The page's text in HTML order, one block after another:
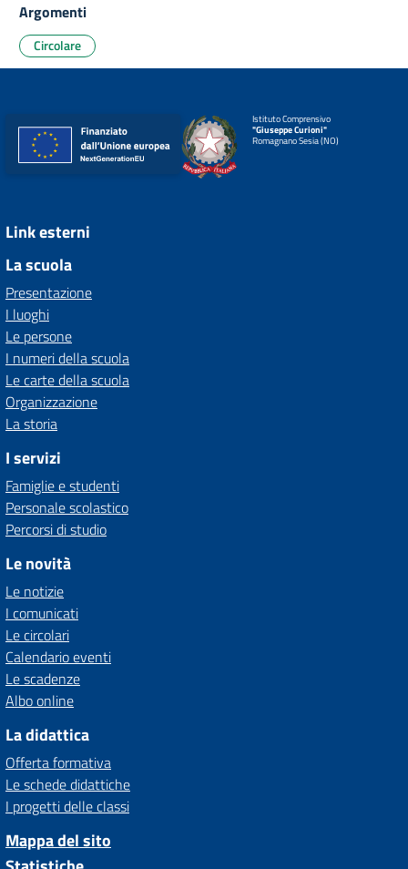
Argomenti
Circolare
Istituto Comprensivo
"Giuseppe Curioni"
Romagnano Sesia (NO)
Link esterni
La scuola
Presentazione
I luoghi
Le persone
I numeri della scuola
Le carte della scuola
Organizzazione
La storia
I servizi
Famiglie e studenti
Personale scolastico
Percorsi di studio
Le novità
Le notizie
I comunicati
Le circolari
Calendario eventi
Le scadenze
Albo online
La didattica
Offerta formativa
Le schede didattiche
I progetti delle classi
Mappa del sito